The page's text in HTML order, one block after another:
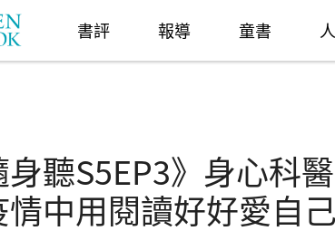
書評 報導 童書
身聽S5EP3》身心科
中用閱讀好好愛自己